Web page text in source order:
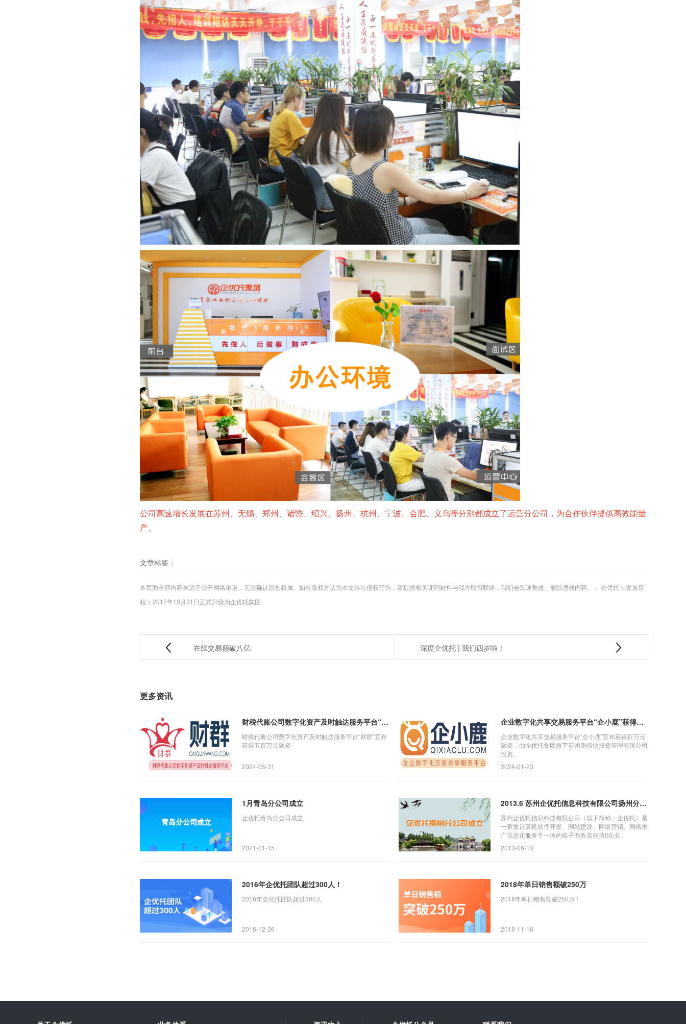
公司高速增长发展在苏州、无锡、郑州、诸暨、绍兴、扬州、杭州、宁波、合肥、义乌等分别都成立了运营分公司，为合作伙伴提供高效能量
产。
文章标签：
本页面全部内容来源于公开网络渠道，无法确认原创权属。如有版权方认为本文存在侵权行为，请提供相关证明材料与我方取得联络，我们会迅速整改、删除违规内容。： 企优托 > 发展历
程 > 2017年10月31日正式升级为企优托集团
在线交易额破八亿 深度企优托 | 我们四岁啦！
更多资讯
财税代账公司数字化资产及时触达服务平台“财群”宣布获得五百万
财税代账公司数字化资产及时触达服务平台“财群”宣布
获得五百万元融资
2024-05-31
企业数字化共享交易服务平台“企小鹿”获得百万元融资，由跑得快
企业数字化共享交易服务平台“企小鹿”宣布获得百万元
融资，由企优托集团旗下苏州跑得快投资管理有限公司
投资。
2024-01-23
1月青岛分公司成立
企优托青岛分公司成立
2021-01-15
2013.6 苏州企优托信息科技有限公司扬州分公司成立
苏州企优托信息科技有限公司（以下简称：企优托）是
一家集计算机软件开发、网站建设、网络营销、网络推
广信息化服务于一体的电子商务高科技it企业。
2013-06-13
2016年企优托团队超过300人！
2016年企优托团队超过300人
2016-12-26
2018年单日销售额破250万
2018年单日销售额破250万！
2018-11-16